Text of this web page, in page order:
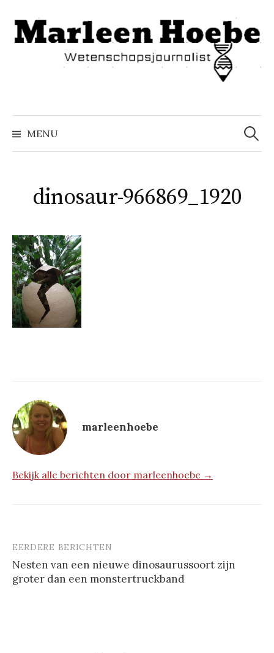
inhoud
springen
MENU
Zoeken
naar:
dinosaur-966869_1920
marleenhoebe
Bekijk alle berichten door marleenhoebe →
Berichtnavigatie
EERDERE BERICHTEN
Nesten van een nieuwe dinosaurussoort zijn
groter dan een monstertruckband